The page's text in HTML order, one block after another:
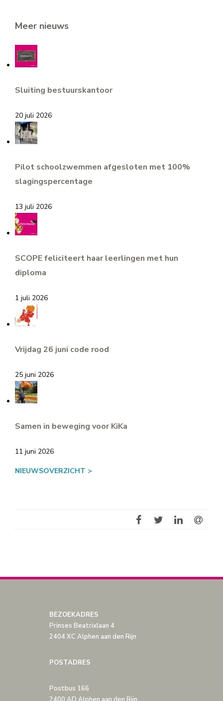
Meer nieuws
Sluiting bestuurskantoor
20 juli 2026
Pilot schoolzwemmen afgesloten met 100%
slagingspercentage
13 juli 2026
SCOPE feliciteert haar leerlingen met hun
diploma
1 juli 2026
Vrijdag 26 juni code rood
25 juni 2026
Samen in beweging voor KiKa
11 juni 2026
NIEUWSOVERZICHT >
BEZOEKADRES
Prinses Beatrixlaan 4
2404 XC Alphen aan den Rijn
POSTADRES
Postbus 166